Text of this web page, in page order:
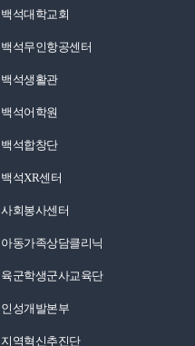
백석대학교회
백석무인항공센터
백석생활관
백석어학원
백석합창단
백석XR센터
사회봉사센터
아동가족상담클리닉
육군학생군사교육단
인성개발본부
지역혁신추진단